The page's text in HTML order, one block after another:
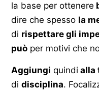
la base per ottenere
dire che spesso la
di rispettare gli
può per motivi che
Aggiungi quindi alla
di disciplina.